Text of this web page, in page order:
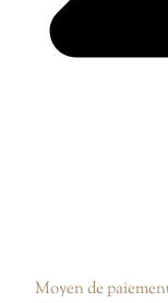
Moyen de